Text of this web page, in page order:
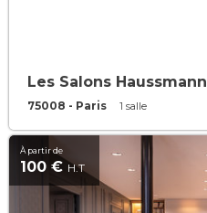
Les Salons Haussmann
75008 - Paris 1 salle
À partir de
100 € H.T